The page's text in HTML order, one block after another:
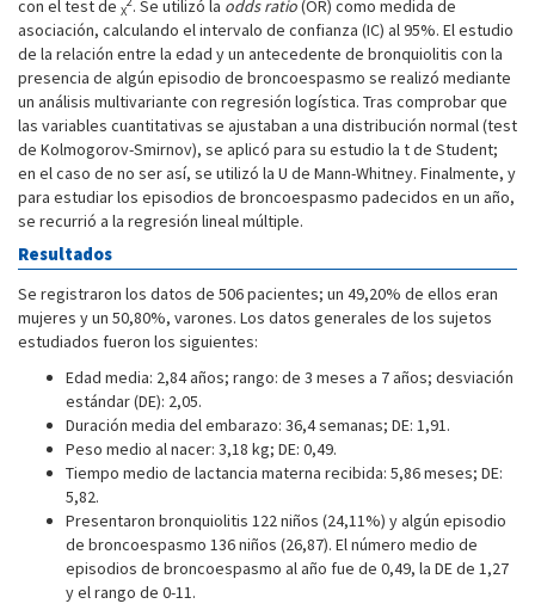
con el test de X . Se utilizó la odds ratio(OR) como medida de
asociación, calculando el intervalo de confianza (IC) al 95%. El estudio
de la relación entre la edad y un antecedente de bronquiolitis con la
presencia de algún episodio de broncoespasmo se realizó mediante
un análisis multivariante con regresión logística. Tras comprobar que
las variables cuantitativas se ajustaban a una distribución normal (test
de Kolmogorov-Smirnov), se aplicó para su estudio la t de Student;
en el caso de no ser así, se utilizó la U de Mann-Whitney. Finalmente, y
para estudiar los episodios de broncoespasmo padecidos en un año,
se recurrió a la regresión lineal múltiple.
Resultados
Se registraron los datos de 506 pacientes; un 49,20% de ellos eran
mujeres y un 50,80%, varones. Los datos generales de los sujetos
estudiados fueron los siguientes:
Edad media: 2,84 años; rango: de 3 meses a 7 años; desviación
estándar (DE): 2,05.
Duración media del embarazo: 36,4 semanas; DE: 1,91.
Peso medio al nacer: 3,18 kg; DE: 0,49.
Tiempo medio de lactancia materna recibida: 5,86 meses; DE:
5,82.
Presentaron bronquiolitis 122 niños (24,11%) y algún episodio
de broncoespasmo 136 niños (26,87). El número medio de
episodios de broncoespasmo al año fue de 0,49, la DE de 1,27
y el rango de 0-11.